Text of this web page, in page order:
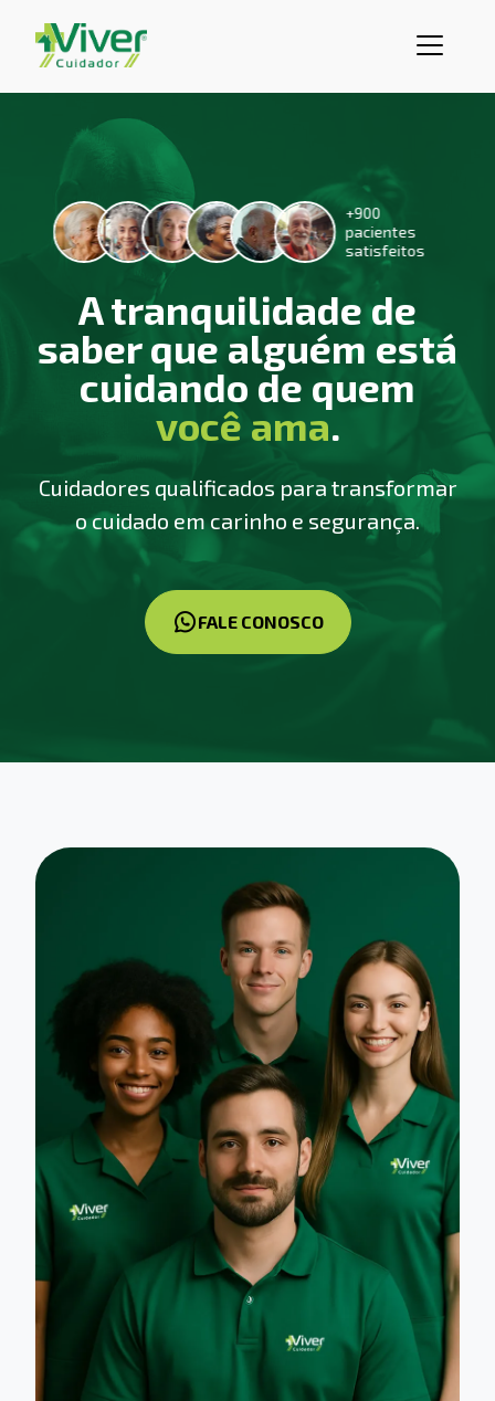
+900
pacientes
satisfeitos
A tranquilidade de
saber que alguém está
cuidando de quem
você ama.
Cuidadores qualificados para transformar
o cuidado em carinho e segurança.
FALE CONOSCO